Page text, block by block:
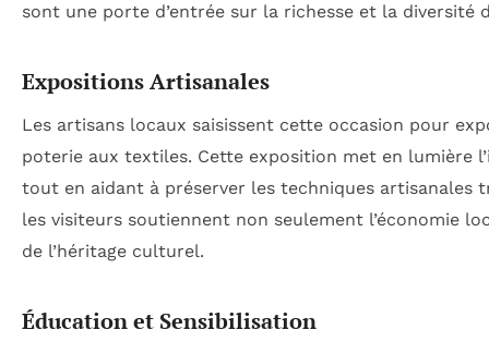
sont une porte d’entrée sur la richesse et la diversité
Expositions Artisanales
Les artisans locaux saisissent cette occasion pour
poterie aux textiles. Cette exposition met en lumière
tout en aidant à préserver les techniques artisanales
les visiteurs soutiennent non seulement l’économie
de l’héritage culturel.
Éducation et Sensibilisation